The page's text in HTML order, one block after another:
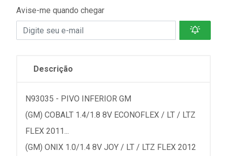
Avise-me quando chegar
Descrição
N93035 - PIVO INFERIOR GM
(GM) COBALT 1.4/1.8 8V ECONOFLEX / LT / LTZ
FLEX 2011...
(GM) ONIX 1.0/1.4 8V JOY / LT / LTZ FLEX 2012